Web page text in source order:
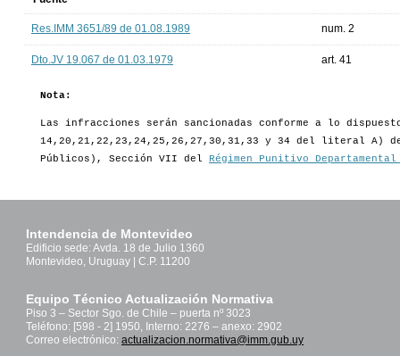
Res.IMM 3651/89 de 01.08.1989 num. 2
Dto.JV 19.067 de 01.03.1979 art. 41
Nota:
Las infracciones serán sancionadas conforme a lo
14,20,21,22,23,24,25,26,27,30,31,33 y 34 del literal A)
Públicos), Sección VII del
Régimen Punitivo
Intendencia de Montevideo
Edificio sede: Avda. 18 de Julio 1360
Montevideo, Uruguay | C.P. 11200
Equipo Técnico Actualización Normativa
Piso 3 – Sector Sgo. de Chile – puerta nº 3023
Teléfono: [598 - 2] 1950, Interno: 2276 – anexo: 2902
Correo electrónico: actualizacion.normativa@imm.gub.uy